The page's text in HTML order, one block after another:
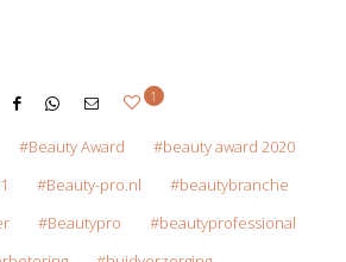
1
Beauty Award
beauty award 2020
Beauty-pro.nl
beautybranche
Beautypro
beautyprofessional